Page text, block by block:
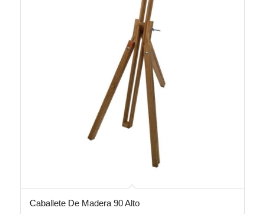
Caballete De Madera 90 Alto